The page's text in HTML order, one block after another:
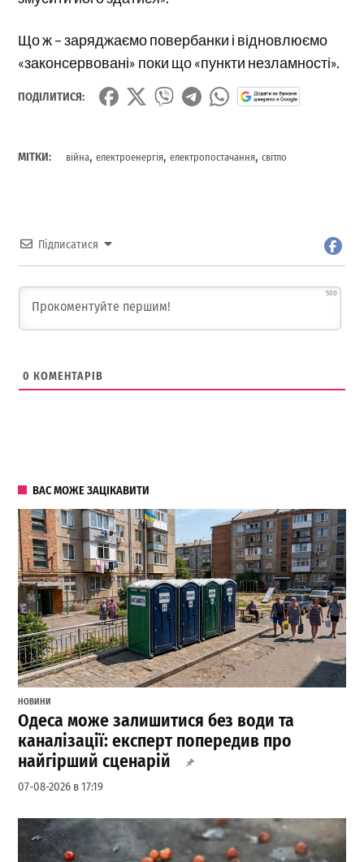
Що ж – заряджаємо повербанки і відновлюємо
«законсервовані» поки що «пункти незламності».
ПОДІЛИТИСЯ:
МІТКИ: війна,електроенергія,електропостачання,світло
Підписатися
500
0 КОМЕНТАРІВ
ВАС МОЖЕ ЗАЦІКАВИТИ
НОВИНИ
Одеса може залишитися без води та
каналізації: експерт попередив про
найгірший сценарій
07-08-2026 в 17:19